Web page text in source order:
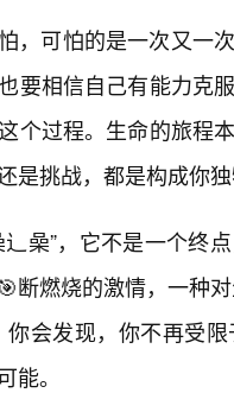
，可怕的是一次又一
要相信自己有能力克
个过程。生命的旅程
是挑战，都是构成你
辶喿”，它不是一个终
断燃烧的激情，一种
你会发现，你不再受
能。